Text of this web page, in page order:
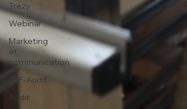
Trezy
Webinar
Marketing
et
communication
T2F-Audit
Audit